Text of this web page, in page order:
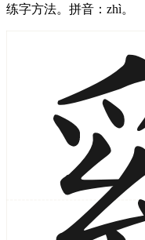
练字方法。拼音：zhì。